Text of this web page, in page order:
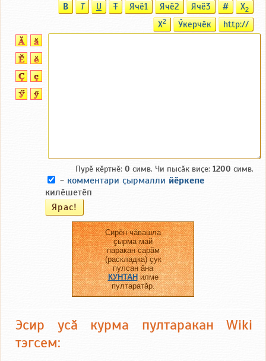
B T U T Ячӗ1 Ячӗ2 Ячӗ3 # X2
X2 Ӳкерчӗк http://
Пурӗ кӗртнӗ: 0 симв. Чи пысӑк виҫе: 1200 симв.
- комментари ҫырмалли йӗркепе
килӗшетӗп
Сирӗн чӑвашла
ҫырма май
паракан сарӑм
(раскладка) ҫук
пулсан ӑна
КУНТАНилме
пултаратӑр.
Эсир усӑ курма пултаракан Wiki
тэгсем: